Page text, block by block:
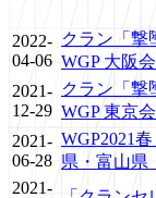
2022-
04-06
クラン「撃
WGP 大阪
2021-
12-29
クラン「撃
WGP 東京
2021-
06-28
WGP2021
県・富山
2021-